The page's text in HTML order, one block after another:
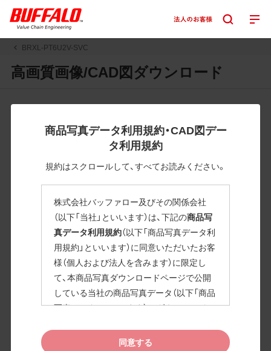
BRXL-PT6U2V-SVC
高画質画像/CAD図ダウンロード
商品写真データ利用規約・CAD図デー
タ利用規約
規約はスクロールして、すべてお読みください。
株式会社バッファロー及びその関係会社
（以下「当社」といいます）は、下記の商品写
真データ利用規約（以下「商品写真データ利
用規約」といいます）に同意いただいたお客
様（個人および法人を含みます）に限定し
て、本商品写真ダウンロードページで公開
している当社の商品写真データ（以下「商品
写真データ」といいます）のダウンロードお
また、当社は、下記のCAD図データ利用規約
同意する
すと圧縮ファイルのダウンロードが始まります。
JPEG・EPSファイルにはパスが設定されています。画像編集
の際に便利です。PNG画像は原則として背景を透過したもの
を提供しています。
掲載データ「JPEG、PNG : 低解像度(RGBカラー)」 「EPS : 高
解像度(CMYKカラー)」
BRXL-PT6U2V-SVC
高画質画像